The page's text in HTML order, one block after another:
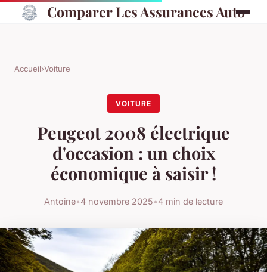
Comparer Les Assurances Auto
Accueil›Voiture
VOITURE
Peugeot 2008 électrique
d'occasion : un choix
économique à saisir !
Antoine•4 novembre 2025•4 min de lecture